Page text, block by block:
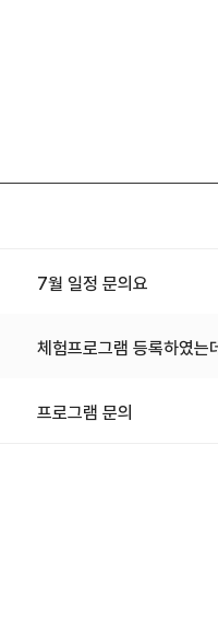
7월 일정 문의요
체험프로그램 등록하였는
프로그램 문의